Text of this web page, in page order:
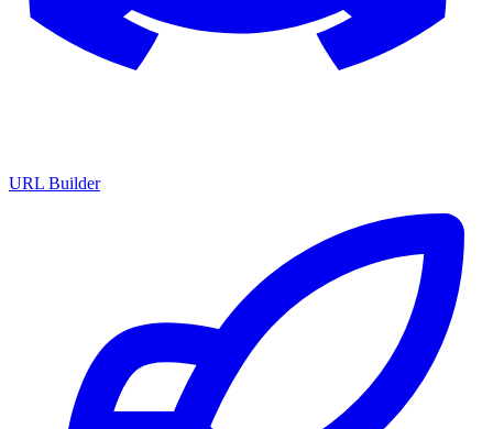
URL Builder